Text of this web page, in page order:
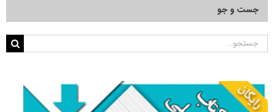
جست و جو
جستجو